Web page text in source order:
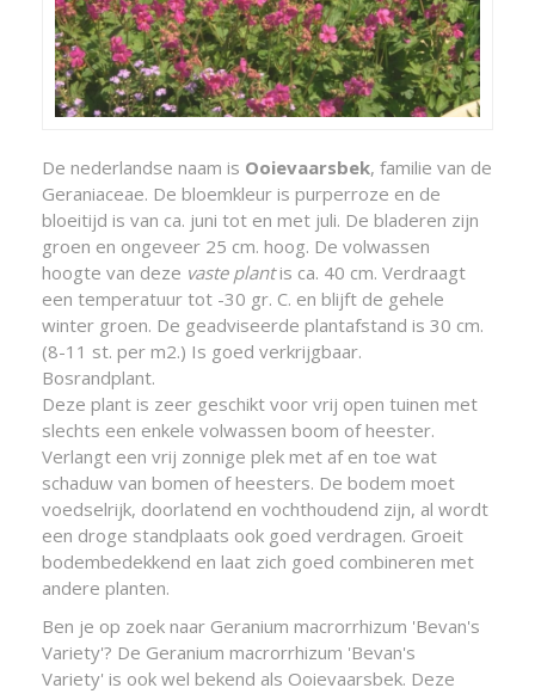
De nederlandse naam is Ooievaarsbek, familie van de
Geraniaceae. De bloemkleur is purperroze en de
bloeitijd is van ca. juni tot en met juli. De bladeren zijn
groen en ongeveer 25 cm. hoog. De volwassen
hoogte van deze vaste plantis ca. 40 cm. Verdraagt
een temperatuur tot -30 gr. C. en blijft de gehele
winter groen. De geadviseerde plantafstand is 30 cm.
(8-11 st. per m2.) Is goed verkrijgbaar.
Bosrandplant.
Deze plant is zeer geschikt voor vrij open tuinen met
slechts een enkele volwassen boom of heester.
Verlangt een vrij zonnige plek met af en toe wat
schaduw van bomen of heesters. De bodem moet
voedselrijk, doorlatend en vochthoudend zijn, al wordt
een droge standplaats ook goed verdragen. Groeit
bodembedekkend en laat zich goed combineren met
andere planten.
Ben je op zoek naar Geranium macrorrhizum 'Bevan's
Variety'? De Geranium macrorrhizum 'Bevan's
Variety' is ook wel bekend als Ooievaarsbek. Deze